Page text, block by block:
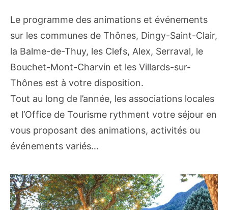
Le programme des animations et événements
sur les communes de Thônes, Dingy-Saint-Clair,
la Balme-de-Thuy, les Clefs, Alex, Serraval, le
Bouchet-Mont-Charvin et les Villards-sur-
Thônes est à votre disposition.
Tout au long de l’année, les associations locales
et l’Office de Tourisme rythment votre séjour en
vous proposant des animations, activités ou
événements variés…